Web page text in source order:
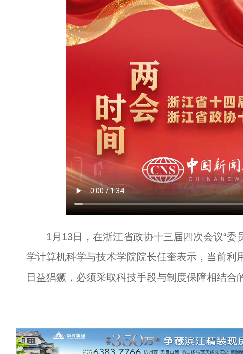
1月13日，在浙江省政协十三届四次会议“委
学计算机科学与技术学院院长任奎表示，当前利
日益猖獗，必须采取科技手段与制度保障相结合